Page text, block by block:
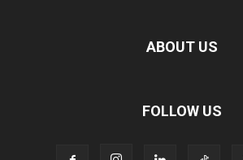
ABOUT US
FOLLOW US